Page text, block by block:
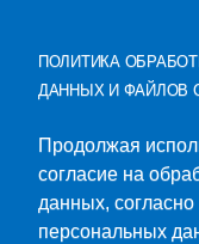
ПОЛИТИКА
ДАННЫХ И ФАЙЛОВ
Продолжая
согласие на
данных, согласно
персональных